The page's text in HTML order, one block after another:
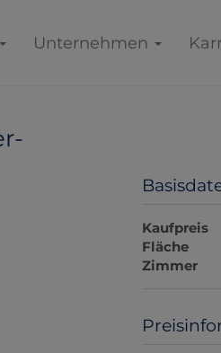
Unternehmen
Kaufpreis
Fläche
Zimmer